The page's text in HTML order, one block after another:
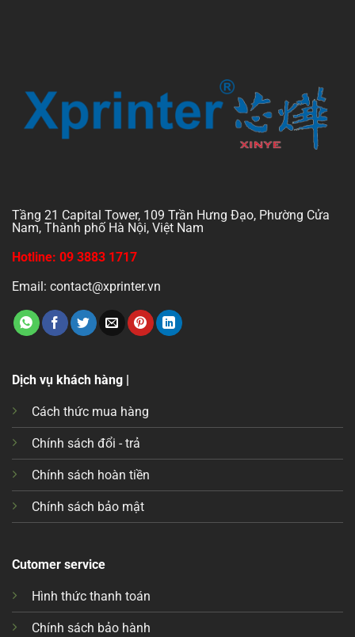
Tầng 21 Capital Tower, 109 Trần Hưng Đạo, Phường Cửa
Nam, Thành phố Hà Nội, Việt Nam
Hotline: 09 3883 1717
Email: contact@xprinter.vn
Dịch vụ khách hàng |
Cách thức mua hàng
Chính sách đổi - trả
Chính sách hoàn tiền
Chính sách bảo mật
Cutomer service
Hình thức thanh toán
Chính sách bảo hành